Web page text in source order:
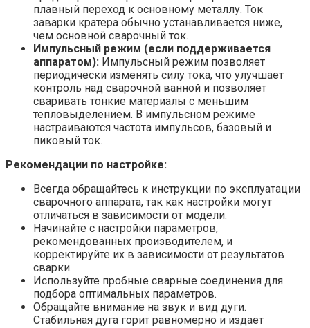
плавный переход к основному металлу. Ток
заварки кратера обычно устанавливается ниже,
чем основной сварочный ток.
Импульсный режим (если поддерживается
аппаратом): Импульсный режим позволяет
периодически изменять силу тока, что улучшает
контроль над сварочной ванной и позволяет
сваривать тонкие материалы с меньшим
тепловыделением. В импульсном режиме
настраиваются частота импульсов, базовый и
пиковый ток.
Рекомендации по настройке:
Всегда обращайтесь к инструкции по эксплуатации
сварочного аппарата, так как настройки могут
отличаться в зависимости от модели.
Начинайте с настройки параметров,
рекомендованных производителем, и
корректируйте их в зависимости от результатов
сварки.
Используйте пробные сварные соединения для
подбора оптимальных параметров.
Обращайте внимание на звук и вид дуги.
Стабильная дуга горит равномерно и издает